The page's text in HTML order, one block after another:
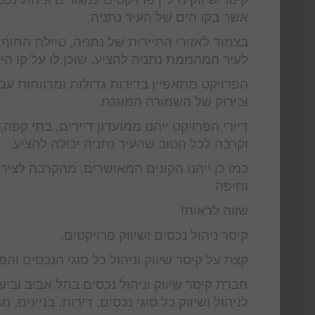
אשר בקו הים של העיר נתניה:
בצמוד לאזורי התיירות של נתניה, טיילת
לעיר המהממת נתניה להציע, שוכן לו על קו
הפרויקט מתאפיין בדירות גדולות
ובירוק של השמורה המוגנת.
דיירי הפרויקט ייהנו ממועדון דיירים, בתי
וקרבה לכל הטוב שהעיר נתניה יכולה להציע.
כמו כן ייהנו הקונים המאושרים, מהקרבה
וחיפה
שווה לראות!
קיסר ניהול נכסים ושיווק פרויקטים.
קצת על קיסר שיווק וניהול כל סוגי הנכסים
חברת קיסר שיווק וניהול נכסים בתל אביב
לניהול ושיווק כל סוגי נכסים, דירות,